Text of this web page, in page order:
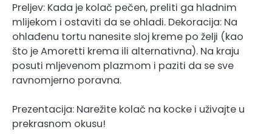
Preljev: Kada je kolač pečen, preliti ga hladnim
mlijekom i ostaviti da se ohladi. Dekoracija: Na
ohlađenu tortu nanesite sloj kreme po želji (kao
što je Amoretti krema ili alternativna). Na kraju
posuti mljevenom plazmom i paziti da se sve
ravnomjerno poravna.
Prezentacija: Narežite kolač na kocke i uživajte u
prekrasnom okusu!